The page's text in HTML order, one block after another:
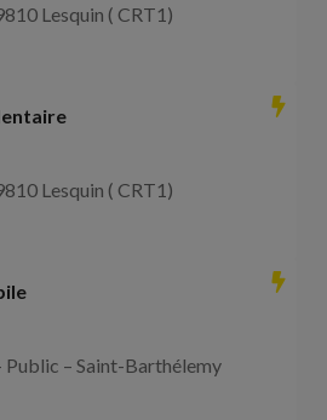
Lesquin ( CRT1)
Lesquin ( CRT1)
Public – Saint-Barthélemy